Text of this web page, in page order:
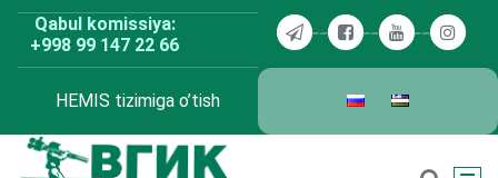
Skip
content
Qabul komissiya:
+998 99 147 22 66
HEMIS tizimiga o’tish